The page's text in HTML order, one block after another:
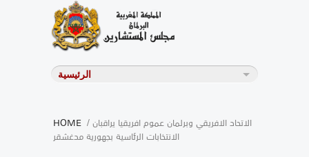
HOME / الاتحاد الافريقي وبرلمان عموم افريقيا يراقبان
الانتخابات الرئاسية بجهورية مدغشقر